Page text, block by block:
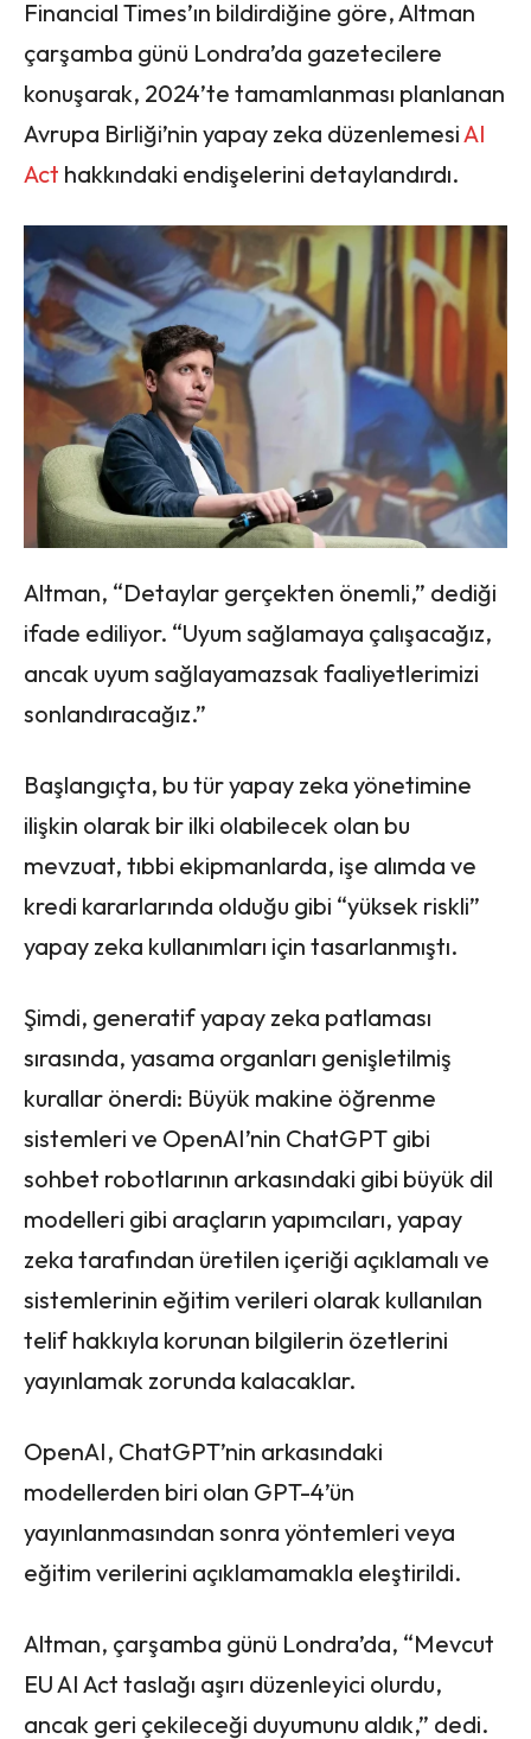
Financial Times’ın bildirdiğine göre, Altman
çarşamba günü Londra’da gazetecilere
konuşarak, 2024’te tamamlanması planlanan
Avrupa Birliği’nin yapay zeka düzenlemesiAI
Act hakkındaki endişelerini detaylandırdı.
Altman, “Detaylar gerçekten önemli,” dediği
ifade ediliyor. “Uyum sağlamaya çalışacağız,
ancak uyum sağlayamazsak faaliyetlerimizi
sonlandıracağız.”
Başlangıçta, bu tür yapay zeka yönetimine
ilişkin olarak bir ilki olabilecek olan bu
mevzuat, tıbbi ekipmanlarda, işe alımda ve
kredi kararlarında olduğu gibi “yüksek riskli”
yapay zeka kullanımları için tasarlanmıştı.
Şimdi, generatif yapay zeka patlaması
sırasında, yasama organları genişletilmiş
kurallar önerdi: Büyük makine öğrenme
sistemleri ve OpenAI’nin ChatGPT gibi
sohbet robotlarının arkasındaki gibi büyük dil
modelleri gibi araçların yapımcıları, yapay
zeka tarafından üretilen içeriği açıklamalı ve
sistemlerinin eğitim verileri olarak kullanılan
telif hakkıyla korunan bilgilerin özetlerini
yayınlamak zorunda kalacaklar.
OpenAI, ChatGPT’nin arkasındaki
modellerden biri olan GPT-4’ün
yayınlanmasından sonra yöntemleri veya
eğitim verilerini açıklamamakla eleştirildi.
Altman, çarşamba günü Londra’da, “Mevcut
EU AI Act taslağı aşırı düzenleyici olurdu,
ancak geri çekileceği duyumunu aldık,” dedi.